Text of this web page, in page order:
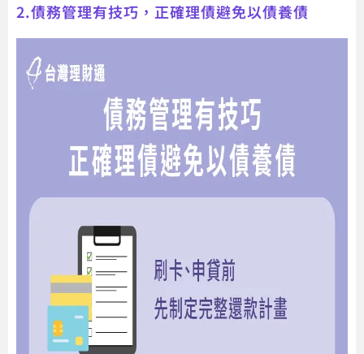
2.債務管理有技巧，正確理債避免以債養債